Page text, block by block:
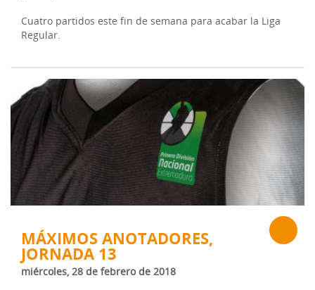
Cuatro partidos este fin de semana para acabar la Liga
Regular.
MÁXIMOS ANOTADORES,
JORNADA 13
miércoles, 28 de febrero de 2018